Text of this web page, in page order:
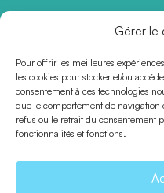
Gérer le
Pour offrir les meilleures
les cookies pour stocker et/ou
consentement à ces technologies
que le comportement de navigation
refus ou le retrait du consentement
fonctionnalités et fonctions.
Certifications